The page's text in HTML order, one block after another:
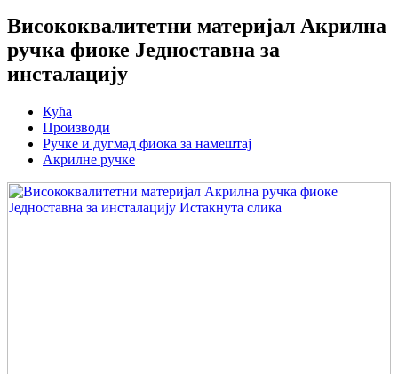
Висококвалитетни материјал Акрилна
ручка фиоке Једноставна за
инсталацију
Кућа
Производи
Ручке и дугмад фиока за намештај
Акрилне ручке